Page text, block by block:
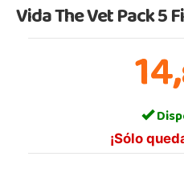
Vida The Vet Pack 5
14,
¡Sólo